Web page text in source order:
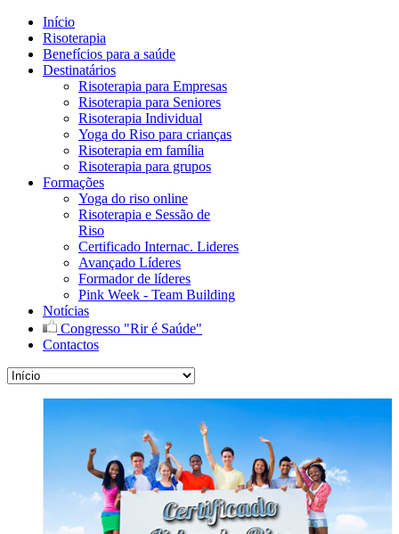
Início
Risoterapia
Benefícios para a saúde
Destinatários
Risoterapia para Empresas
Risoterapia para Seniores
Risoterapia Individual
Yoga do Riso para crianças
Risoterapia em família
Risoterapia para grupos
Formações
Yoga do riso online
Risoterapia e Sessão de
Riso
Certificado Internac. Lideres
Avançado Líderes
Formador de líderes
Pink Week - Team Building
Notícias
Congresso "Rir é Saúde"
Contactos